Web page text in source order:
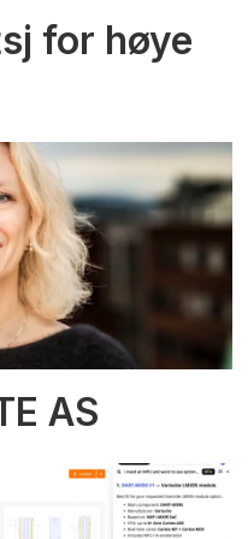
for høye
AS